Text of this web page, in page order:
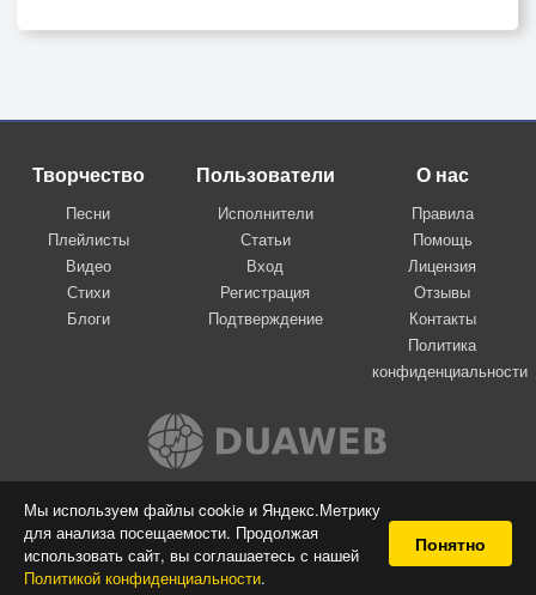
Мы используем файлы cookie и Яндекс.Метрику
для анализа посещаемости. Продолжая
использовать сайт, вы соглашаетесь с нашей
Политикой конфиденциальности.
Понятно
Творчество
Песни
Плейлисты
Видео
Стихи
Блоги
Пользователи
Исполнители
Статьи
Вход
Регистрация
Подтверждение
О нас
Правила
Помощь
Лицензия
Отзывы
Контакты
Политика
конфиденциальности
Вконтакте
© 2009-2026 Я-пою
Музыкальный сайт самовыражения